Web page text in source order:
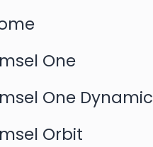
One
One Dynamic
Orbit